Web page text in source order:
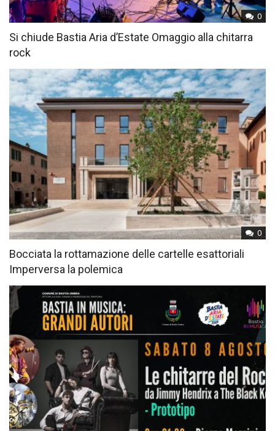
0
Si chiude Bastia Aria d’Estate Omaggio alla chitarra
rock
0
Bocciata la rottamazione delle cartelle esattoriali
Imperversa la polemica